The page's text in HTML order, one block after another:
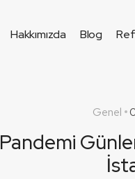
Hakkımızda Blog
Genel
Pandemi